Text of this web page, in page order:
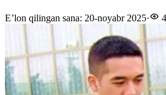
E’lon qilingan sana: 20-noyabr 2025·